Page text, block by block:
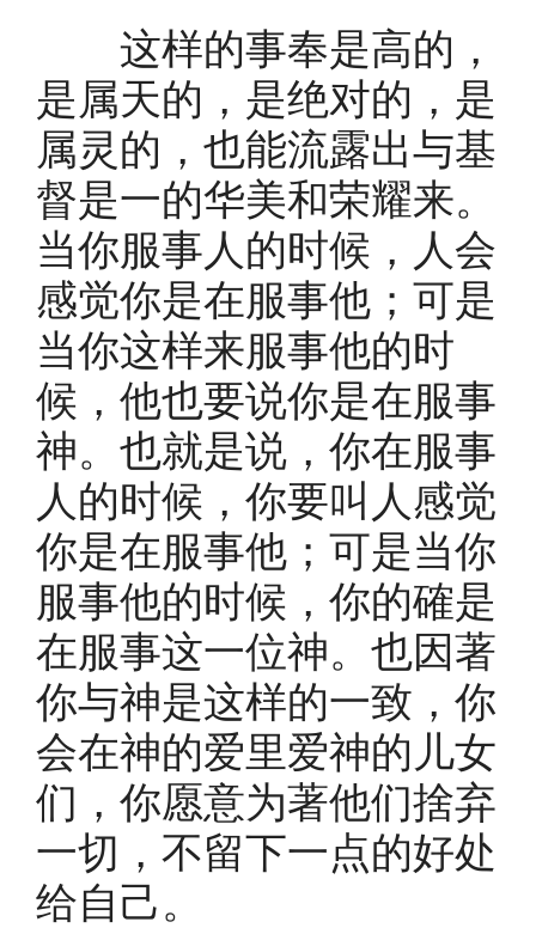
这样的事奉是高的，
是属天的，是绝对的，是
属灵的，也能流露出与基
督是一的华美和荣耀来。
当你服事人的时候，人会
感觉你是在服事他；可是
当你这样来服事他的时
候，他也要说你是在服事
神。也就是说，你在服事
人的时候，你要叫人感觉
你是在服事他；可是当你
服事他的时候，你的確是
在服事这一位神。也因著
你与神是这样的一致，你
会在神的爱里爱神的儿女
们，你愿意为著他们捨弃
一切，不留下一点的好处
给自己。